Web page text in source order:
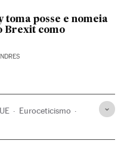
toma posse e nomeia
Brexit como
Euroceticismo